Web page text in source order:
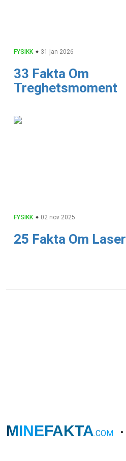
FYSIKK 31 jan 2026
33 Fakta Om
Treghetsmoment
FYSIKK 02 nov 2025
25 Fakta Om Laser
MINEFAKTA.COM